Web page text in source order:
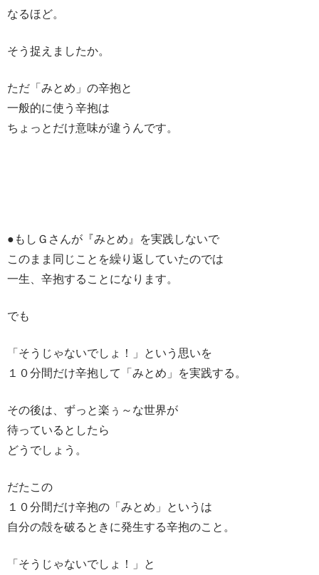
なるほど。
そう捉えましたか。
ただ「みとめ」の辛抱と
一般的に使う辛抱は
ちょっとだけ意味が違うんです。
●もしＧさんが『みとめ』を実践しないで
このまま同じことを繰り返していたのでは
一生、辛抱することになります。
でも
「そうじゃないでしょ！」という思いを
１０分間だけ辛抱して「みとめ」を実践する。
その後は、ずっと楽ぅ～な世界が
待っているとしたら
どうでしょう。
だたこの
１０分間だけ辛抱の「みとめ」というは
自分の殻を破るときに発生する辛抱のこと。
「そうじゃないでしょ！」と